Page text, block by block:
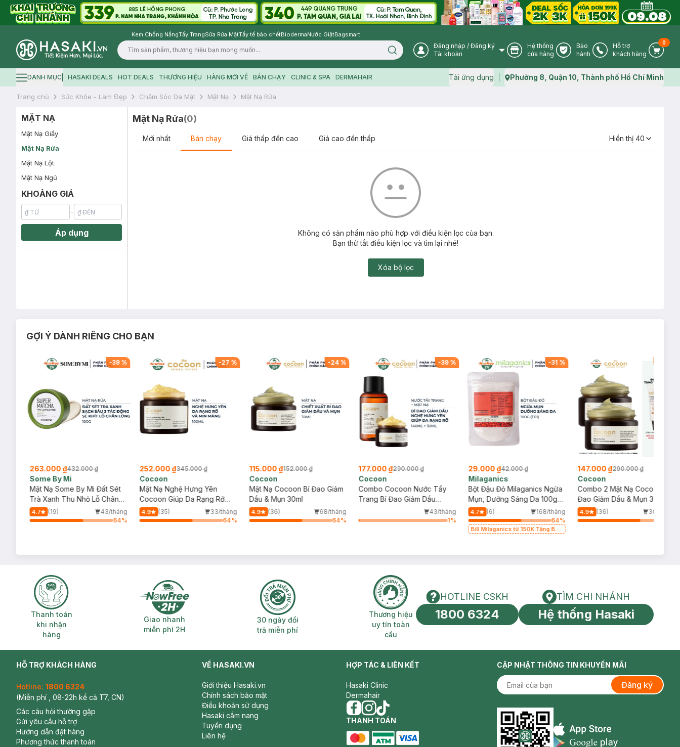
Kem Chống NắngTẩy TrangSữa Rửa MặtTẩy tế bào chếtBiodermaNước GiặtBagsmart
Logo
Search icon User Icon
Đăng nhập / Đăng ký
Tài khoản
Store Icon
Hệ thống
cửa hàng
Warranty Icon
Bảo
hành
Phone Icon
Hỗ trợ
khách hàng
Cart
0
Hamburger icon
DANH MỤC HASAKI DEALS HOT DEALS THƯƠNG HIỆU HÀNG MỚI VỀ BÁN CHẠY CLINIC & SPA DERMAHAIR Tải ứng dụng Map icon
Phường 8, Quận 10, Thành phố Hồ Chí Minh
Trang chủ Sức Khỏe - Làm Đẹp Chăm Sóc Da Mặt Mặt Nạ Mặt Nạ Rửa
MẶT NẠ
Mặt Nạ Giấy
Mặt Nạ Rửa
Mặt Nạ Lột
Mặt Nạ Ngủ
KHOẢNG GIÁ
Áp dụng
Mặt Nạ Rửa(0)
Mới nhất Bán chạy Giá thấp đến cao Giá cao đến thấp Hiển thị 40
Không có sản phẩm nào phù hợp với điều kiện lọc của bạn.
Bạn thử tắt điều kiện lọc và tìm lại nhé!
Xóa bộ lọc
GỢI Ý DÀNH RIÊNG CHO BẠN
-39%
263.000 ₫432.000 ₫
Some By Mi
Mặt Nạ Some By Mi Đất Sét
Trà Xanh Thu Nhỏ Lỗ Chân
Lông 100g
4.7 (19)
43/tháng
64%
-27 %
252.000 ₫345.000 ₫
Cocoon
Mặt Nạ Nghệ Hưng Yên
Cocoon Giúp Da Rạng Rỡ
Mịn Màng 100ml
4.9 (35)
33/tháng
64%
-24%
115.000 ₫152.000 ₫
Cocoon
Mặt Nạ Cocoon Bí Đao Giảm
Dầu & Mụn 30ml
4.9 (36)
68/tháng
64%
-39%
177.000 ₫290.000 ₫
Cocoon
Combo Cocoon Nước Tẩy
Trang Bí Đao Giảm Dầu
140ml + Mặt Nạ Nghệ Hưng
Yên Giúp Da Rạng Rỡ 30ml
43/tháng
1%
-31 %
29.000 ₫42.000 ₫
Milaganics
Bột Đậu Đỏ Milaganics Ngừa
Mụn, Dưỡng Sáng Da 100g
(Túi)
4.7 (6)
168/tháng
64%
Bill Milaganics từ 150K Tặng Bột
147.000 ₫290.000 ₫
Cocoon
Combo 2 Mặt Nạ Cocoon Bí
Đao Giảm Dầu & Mụn 30ml
4.9 (36)
30/tháng
Thanh toán khi nhận hàng
Thanh toán
khi nhận
hàng
Giao nhanh miễn phí 2H
Giao nhanh
miễn phí 2H
30 ngày đổi trả miễn phí
30 ngày đổi
trả miễn phí
Thương hiệu uy tín toàn cầu
Thương hiệu
uy tín toàn
cầu
HOTLINE CSKH
HOTLINE CSKH
1800 6324
Tìm chi nhánh
TÌM CHI NHÁNH
Hệ thống Hasaki
HỖ TRỢ KHÁCH HÀNG
Hotline: 1800 6324
(Miễn phí , 08-22h kể cả T7, CN)
Các câu hỏi thường gặp
Gửi yêu cầu hỗ trợ
Hướng dẫn đặt hàng
Phương thức thanh toán
VỀ HASAKI.VN
Giới thiệu Hasaki.vn
Chính sách bảo mật
Điều khoản sử dụng
Hasaki cẩm nang
Tuyển dụng
Liên hệ
HỢP TÁC & LIÊN KẾT
Hasaki Clinic
Dermahair
facebook
instagram
tiktok
THANH TOÁN
CẬP NHẬT THÔNG TIN KHUYẾN MÃI
Đăng ký
Appstore icon